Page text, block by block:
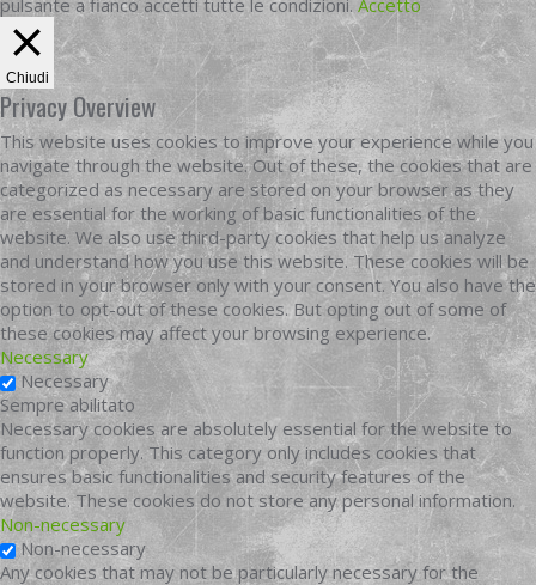
pulsante a fianco accetti tutte le condizioni. Accetto
Chiudi
Privacy Overview
This website uses cookies to improve your experience while you
navigate through the website. Out of these, the cookies that are
categorized as necessary are stored on your browser as they
are essential for the working of basic functionalities of the
website. We also use third-party cookies that help us analyze
and understand how you use this website. These cookies will be
stored in your browser only with your consent. You also have the
option to opt-out of these cookies. But opting out of some of
these cookies may affect your browsing experience.
Necessary
Necessary
Sempre abilitato
Necessary cookies are absolutely essential for the website to
function properly. This category only includes cookies that
ensures basic functionalities and security features of the
website. These cookies do not store any personal information.
Non-necessary
Non-necessary
Any cookies that may not be particularly necessary for the